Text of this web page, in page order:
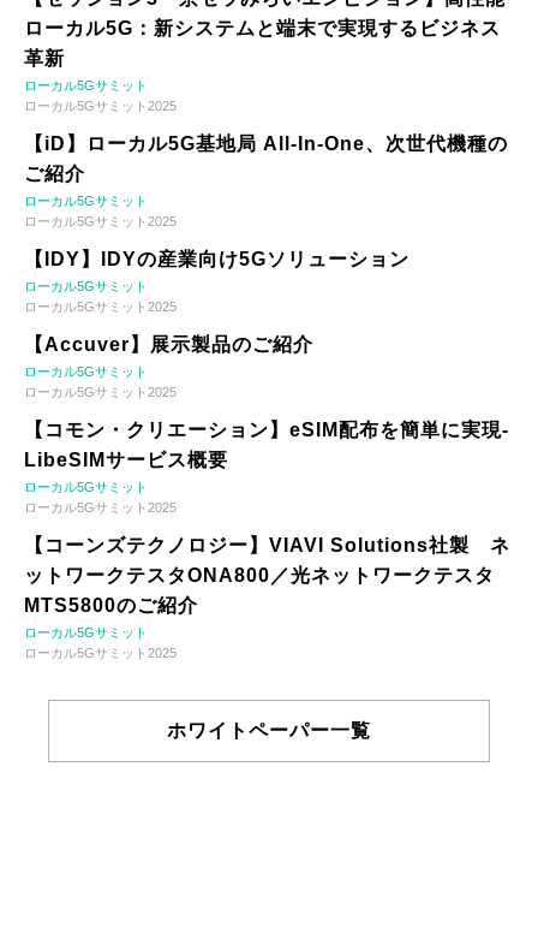
ローカル5G：新システムと端末で実現するビジネス
革新
ローカル5Gサミット
ローカル5Gサミット2025
【iD】ローカル5G基地局 All-In-One、次世代機種の
ご紹介
ローカル5Gサミット
ローカル5Gサミット2025
【IDY】IDYの産業向け5Gソリューション
ローカル5Gサミット
ローカル5Gサミット2025
【Accuver】展示製品のご紹介
ローカル5Gサミット
ローカル5Gサミット2025
【コモン・クリエーション】eSIM配布を簡単に実現-
LibeSIMサービス概要
ローカル5Gサミット
ローカル5Gサミット2025
【コーンズテクノロジー】VIAVI Solutions社製 ネ
ットワークテスタONA800／光ネットワークテスタ
MTS5800のご紹介
ローカル5Gサミット
ローカル5Gサミット2025
ホワイトペーパー一覧